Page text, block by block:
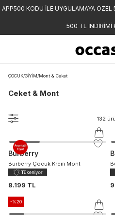
APP500 KODU İLE UYGULAMAYA ÖZEL
500 TL İNDİRİMİ
ÇOCUK/GİYİM/Mont & Ceket
Ceket & Mont
132
Burberry
Burberry Çocuk Krem Mont
8.199 TL
-%20